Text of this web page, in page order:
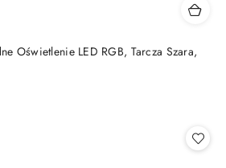
Oświetlenie LED RGB, Tarcza Szara,